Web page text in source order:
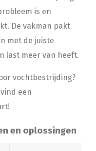
is en
De vakman pakt
met de juiste
last meer van heeft.
vochtbestrijding?
een
en oplossingen